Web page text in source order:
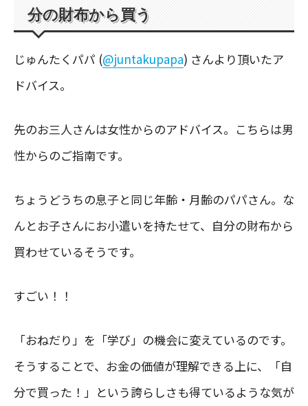
分の財布から買う
じゅんたくパパ (@juntakupapa) さんより頂いたア
ドバイス。
先のお三人さんは女性からのアドバイス。こちらは男
性からのご指南です。
ちょうどうちの息子と同じ年齢・月齢のパパさん。な
んとお子さんにお小遣いを持たせて、自分の財布から
買わせているそうです。
すごい！！
「おねだり」を「学び」の機会に変えているのです。
そうすることで、お金の価値が理解できる上に、「自
分で買った！」という誇らしさも得ているような気が